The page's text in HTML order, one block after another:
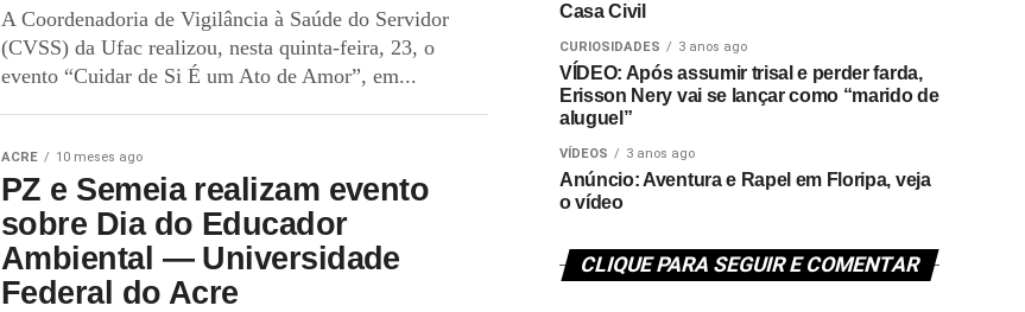
A Coordenadoria de Vigilância à Saúde do Servidor
(CVSS) da Ufac realizou, nesta quinta-feira, 23, o
evento “Cuidar de Si É um Ato de Amor”, em...
ACRE 10 meses ago
PZ e Semeia realizam evento
sobre Dia do Educador
Ambiental — Universidade
Federal do Acre
Casa Civil
CURIOSIDADES 3 anos ago
VÍDEO: Após assumir trisal e perder farda,
Erisson Nery vai se lançar como “marido de
aluguel”
VÍDEOS 3 anos ago
Anúncio: Aventura e Rapel em Floripa, veja
o vídeo
CLIQUE PARA SEGUIR E COMENTAR